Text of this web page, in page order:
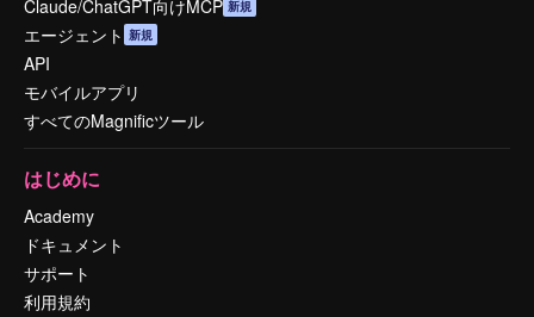
Claude/ChatGPT向けMCP 新規
エージェント 新規
API
モバイルアプリ
すべてのMagnificツール
はじめに
Academy
ドキュメント
サポート
利用規約